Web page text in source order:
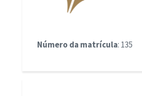
Número da matrícula: 135